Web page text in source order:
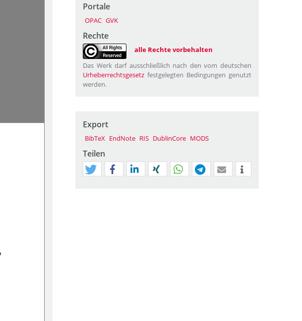
Portale
OPAC GVK
Rechte
alle Rechte vorbehalten
Das Werk darf ausschließlich nach den vom deutschen
Urheberrechtsgesetz festgelegten Bedingungen genutzt
werden.
Export
BibTeX EndNote RIS DublinCore MODS
Teilen